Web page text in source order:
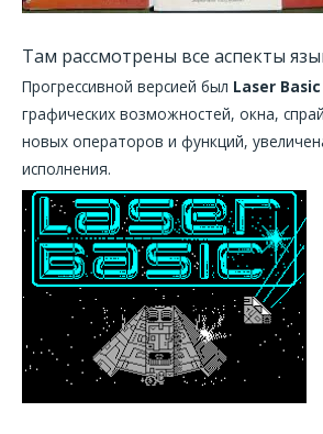
Там рассмотрены все аспекты
Прогрессивной версией был Laser Basic
графических возможностей, окна,
новых операторов и функций,
исполнения.